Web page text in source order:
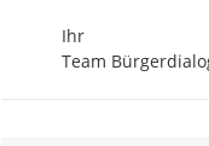
Ihr
Team